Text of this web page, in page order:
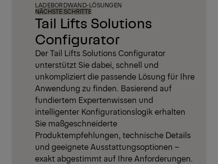
Tail Lifts Solutions
Configurator
LADEBORDWAND-LÖSUNGEN
NÄCHSTE SCHRITTE
Der Tail Lifts Solutions Configurator
unterstützt Sie dabei, schnell und
unkompliziert die passende Lösung für Ihre
Anwendung zu finden. Basierend auf
fundiertem Expertenwissen und
intelligenter Konfigurationslogik erhalten
Sie maßgeschneiderte
Produktempfehlungen, technische Details
und geeignete Ausstattungsoptionen –
exakt abgestimmt auf Ihre Anforderungen.